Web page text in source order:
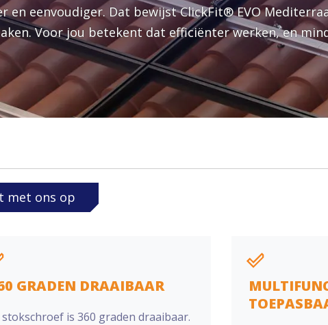
eenvoudiger. Dat bewijst ClickFit® EVO
Voor jou betekent dat efficiënter werken, en
met ons op
GRADEN DRAAIBAAR
stokschroef is 360 graden draaibaar.